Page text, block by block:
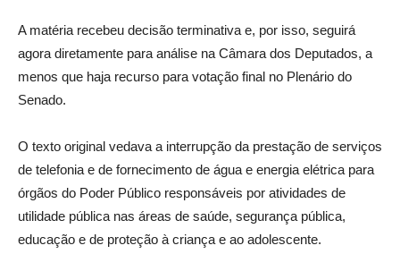
A matéria recebeu decisão terminativa e, por isso, seguirá
agora diretamente para análise na Câmara dos Deputados, a
menos que haja recurso para votação final no Plenário do
Senado.
O texto original vedava a interrupção da prestação de serviços
de telefonia e de fornecimento de água e energia elétrica para
órgãos do Poder Público responsáveis por atividades de
utilidade pública nas áreas de saúde, segurança pública,
educação e de proteção à criança e ao adolescente.